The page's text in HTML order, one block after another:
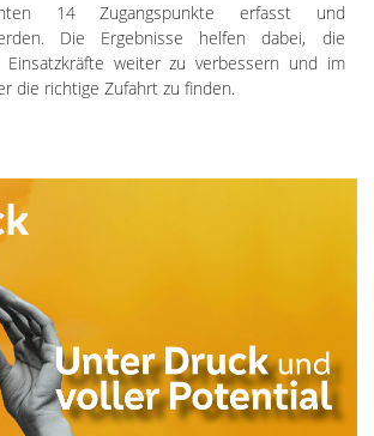
14 Zugangspunkte erfasst und
Die Ergebnisse helfen dabei, die
weiter zu verbessern und im
die richtige Zufahrt zu finden.